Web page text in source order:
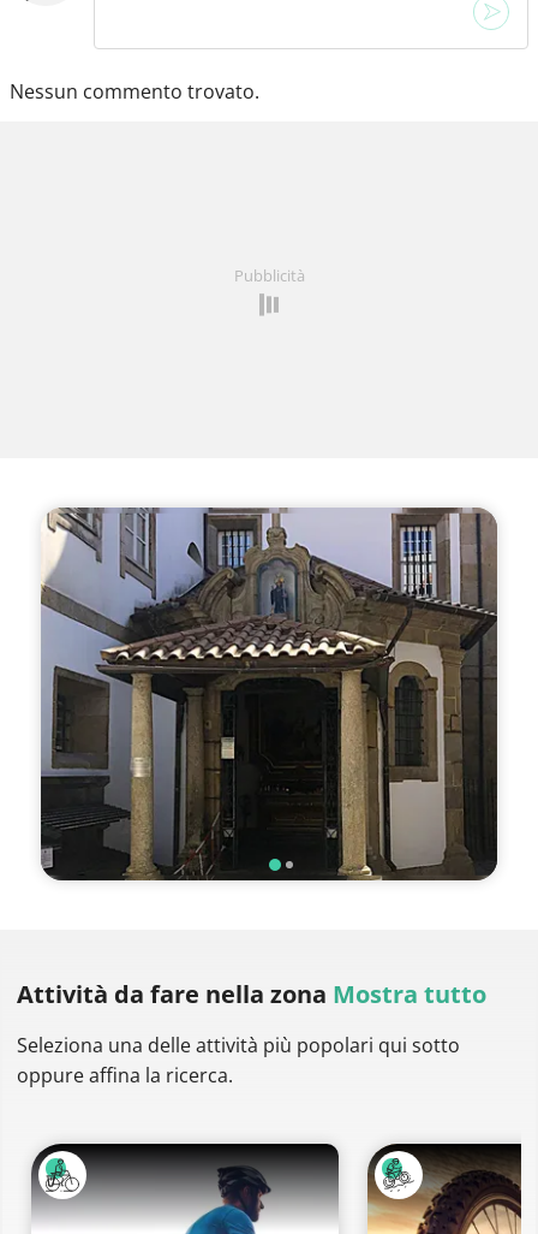
Nessun commento trovato.
Pubblicità
Attività da fare nella zona Mostra tutto
Seleziona una delle attività più popolari qui sotto
oppure affina la ricerca.